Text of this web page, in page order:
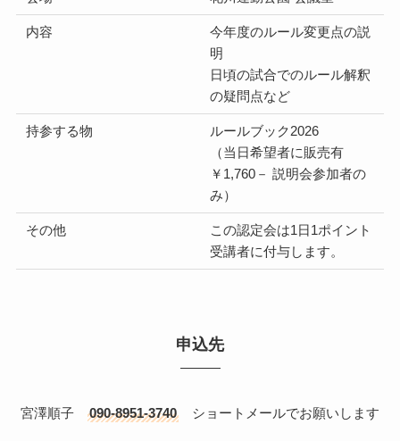
内容
今年度のルール変更点の説
明
日頃の試合でのルール解釈
の疑問点など
持参する物
ルールブック2026
（当日希望者に販売有
￥1,760－ 説明会参加者の
み）
その他
この認定会は1日1ポイント
受講者に付与します。
申込先
宮澤順子 090-8951-3740 ショートメールでお願いします